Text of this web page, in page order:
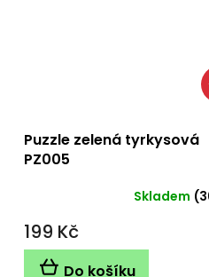
Puzzle zelená tyrkysová
PZ005
Skladem
199 Kč
Do košíku